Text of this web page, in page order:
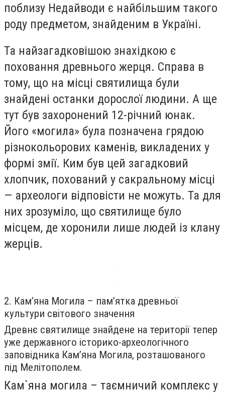
поблизу Недайводи є найбільшим такого
роду предметом, знайденим в Україні.
Та найзагадковішою знахідкою є
поховання древнього жерця. Справа в
тому, що на місці святилища були
знайдені останки дорослої людини. А ще
тут був захоронений 12-річний юнак.
Його «могила» була позначена грядою
різнокольорових каменів, викладених у
формі змії. Ким був цей загадковий
хлопчик, похований у сакральному місці
— археологи відповісти не можуть. Та для
них зрозуміло, що святилище було
місцем, де хоронили лише людей із клану
жерців.
2. Кам’яна Могила – пам’ятка древньої
культури світового значення
Древнє святилище знайдене на території тепер
уже державного історико-археологічного
заповідника Кам’яна Могила, розташованого
під Мелітополем.
Кам`яна могила – таємничий комплекс у